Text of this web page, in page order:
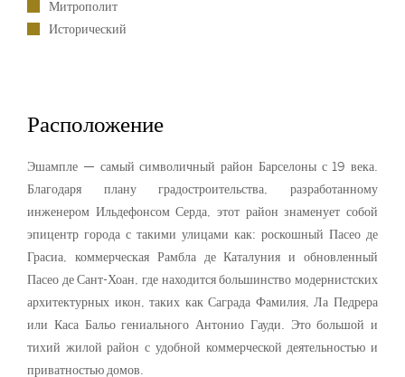
Митрополит
Исторический
Расположение
Эшампле — самый символичный район Барселоны с 19 века.
Благодаря плану градостроительства, разработанному
инженером Ильдефонсом Серда, этот район знаменует собой
эпицентр города с такими улицами как: роскошный Пасео де
Грасиа, коммерческая Рамбла де Каталуния и обновленный
Пасео де Сант-Хоан, где находится большинство модернистских
архитектурных икон, таких как Саграда Фамилия, Ла Педрера
или Каса Бальо гениального Антонио Гауди. Это большой и
тихий жилой район с удобной коммерческой деятельностью и
приватностью домов.